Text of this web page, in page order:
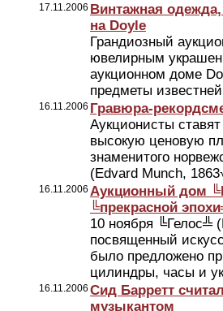
17.11.2006 Винтажная
на Doyle
Грандиозный
ювелирным
аукционном доме
предметы
16.11.2006 Гравюра-
Аукционисты
высокую ценовую
знаменитого
(Edvard Munch,
16.11.2006 Аукционный дом
╚прекрасной
10 ноября ╚Гелос╩
посвященный
было предложено
цилиндры, часы и
16.11.2006 Сид Барретт
музыкантом